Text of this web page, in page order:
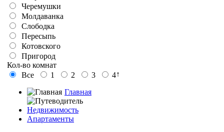
Черемушки
Молдаванка
Слободка
Пересыпь
Котовского
Пригород
Кол-во комнат
Все
1 2 3 4↑
Главная
Недвижимость
Апартаменты